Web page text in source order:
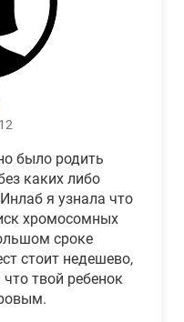
было родить
каких либо
я узнала что
хромосомных
сроке
стоит недешево,
твой ребенок